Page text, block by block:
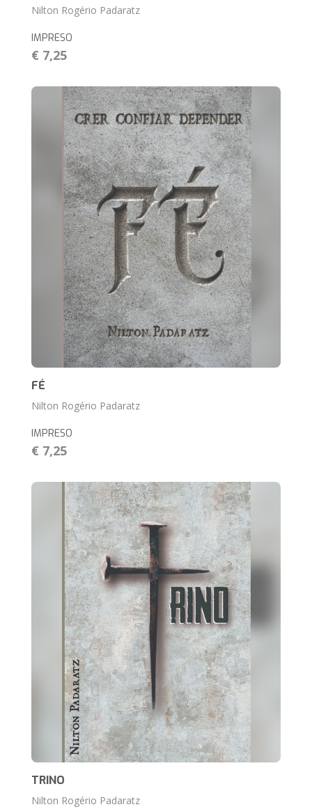
Nilton Rogério Padaratz
IMPRESO
€ 7,25
FÉ
Nilton Rogério Padaratz
IMPRESO
€ 7,25
TRINO
Nilton Rogério Padaratz